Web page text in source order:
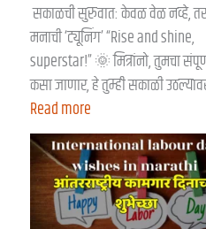
सकाळची सुरुवात: केवळ वेळ नव्हे,
मनाची ‘ट्यूनिंग’ “Rise and shine,
superstar!” 🌞 मित्रांनो, तुमचा
कसा जाणार, हे तुम्ही सकाळी
Read more